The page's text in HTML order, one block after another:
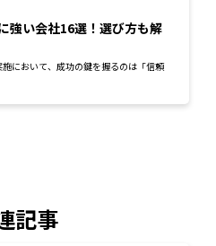
強い会社16選！選び方も解
において、成功の鍵を握るのは「信頼
記事